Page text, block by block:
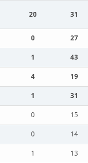
20 31
0
27
1
43
4
19
1
31
0
15
0
14
1
13